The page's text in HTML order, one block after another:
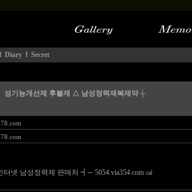
l Diary l Secret
성기능개선제 후불제 △ 남성정력제복제약 ┼
넷 남성정력제 판매처 ┫─ 5054.via354.com ㎈